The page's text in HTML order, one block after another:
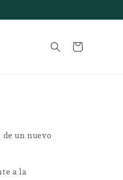
Carrito
un nuevo
a la